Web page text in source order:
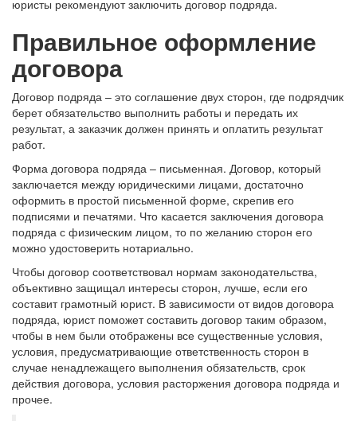
юристы рекомендуют заключить договор подряда.
Правильное оформление
договора
Договор подряда – это соглашение двух сторон, где подрядчик
берет обязательство выполнить работы и передать их
результат, а заказчик должен принять и оплатить результат
работ.
Форма договора подряда – письменная. Договор, который
заключается между юридическими лицами, достаточно
оформить в простой письменной форме, скрепив его
подписями и печатями. Что касается заключения договора
подряда с физическим лицом, то по желанию сторон его
можно удостоверить нотариально.
Чтобы договор соответствовал нормам законодательства,
объективно защищал интересы сторон, лучше, если его
составит грамотный юрист. В зависимости от видов договора
подряда, юрист поможет составить договор таким образом,
чтобы в нем были отображены все существенные условия,
условия, предусматривающие ответственность сторон в
случае ненадлежащего выполнения обязательств, срок
действия договора, условия расторжения договора подряда и
прочее.